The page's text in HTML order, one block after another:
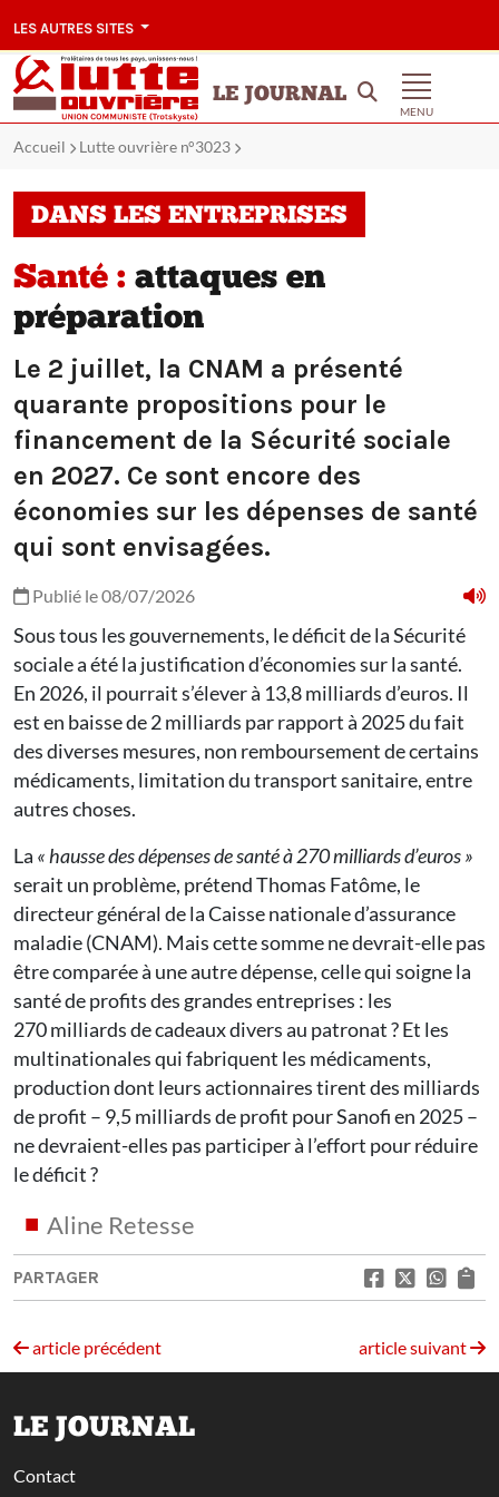
LES AUTRES SITES
LE JOURNAL
MENU
Accueil Lutte ouvrière n°3023
DANS LES ENTREPRISES
Santé : attaques en
préparation
Le 2 juillet, la CNAM a présenté
quarante propositions pour le
financement de la Sécurité sociale
en 2027. Ce sont encore des
économies sur les dépenses de santé
qui sont envisagées.
Publié le 08/07/2026
Sous tous les gouvernements, le déficit de la Sécurité
sociale a été la justification d’économies sur la santé.
En 2026, il pourrait s’élever à 13,8 milliards d’euros. Il
est en baisse de 2 milliards par rapport à 2025 du fait
des diverses mesures, non remboursement de certains
médicaments, limitation du transport sanitaire, entre
autres choses.
La « hausse des dépenses de santé à 270 milliards d’euros »
serait un problème, prétend Thomas Fatôme, le
directeur général de la Caisse nationale d’assurance
maladie (CNAM). Mais cette somme ne devrait-elle pas
être comparée à une autre dépense, celle qui soigne la
santé de profits des grandes entreprises : les
270 milliards de cadeaux divers au patronat ? Et les
multinationales qui fabriquent les médicaments,
production dont leurs actionnaires tirent des milliards
de profit – 9,5 milliards de profit pour Sanofi en 2025 –
ne devraient-elles pas participer à l’effort pour réduire
le déficit ?
Aline Retesse
PARTAGER
article précédent article suivant
LE JOURNAL
Contact